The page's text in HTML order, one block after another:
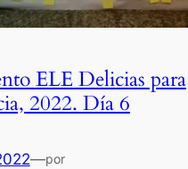
ELE Delicias para
2022. Día 6
—por